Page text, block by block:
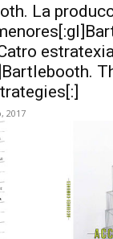
La
2017